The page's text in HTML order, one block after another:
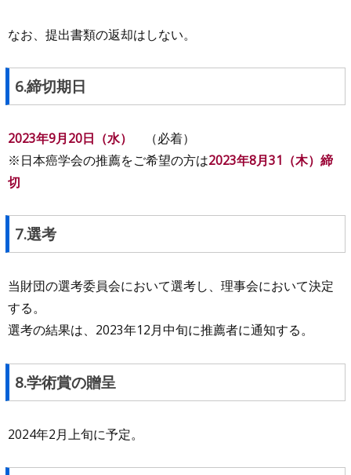
なお、提出書類の返却はしない。
6.締切期日
2023年9月20日（水）
（必着）
※日本癌学会の推薦をご希望の方は2023年8月31（木）締
切
7.選考
当財団の選考委員会において選考し、理事会において決定
する。
選考の結果は、2023年12月中旬に推薦者に通知する。
8.学術賞の贈呈
2024年2月上旬に予定。